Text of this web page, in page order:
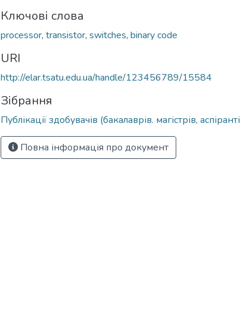
Ключові слова
processor, transistor, switches, binary code
URI
http://elar.tsatu.edu.ua/handle/123456789/15584
Зібрання
Публікації здобувачів (бакалаврів. магістрів,
Повна інформація про документ